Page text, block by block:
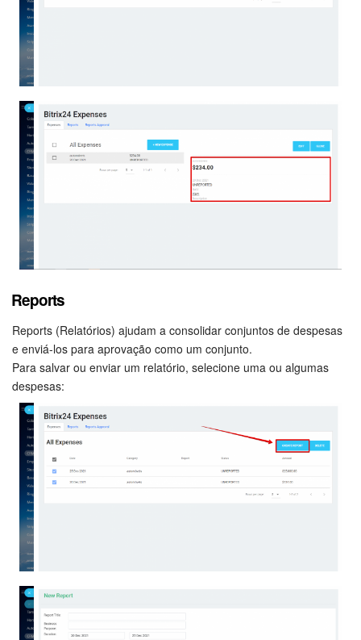
Reports
Reports (Relatórios) ajudam a consolidar conjuntos de despesas
e enviá-los para aprovação como um conjunto.
Para salvar ou enviar um relatório, selecione uma ou algumas
despesas: